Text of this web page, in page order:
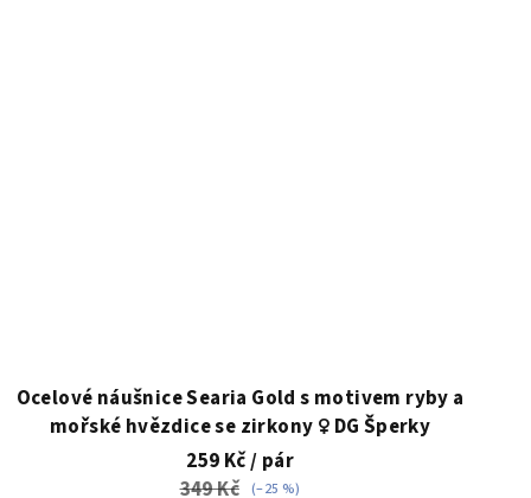
Ocelové náušnice Searia Gold s motivem ryby a
mořské hvězdice se zirkony ♀️ DG Šperky
259 Kč/ pár
349 Kč (–25 %)